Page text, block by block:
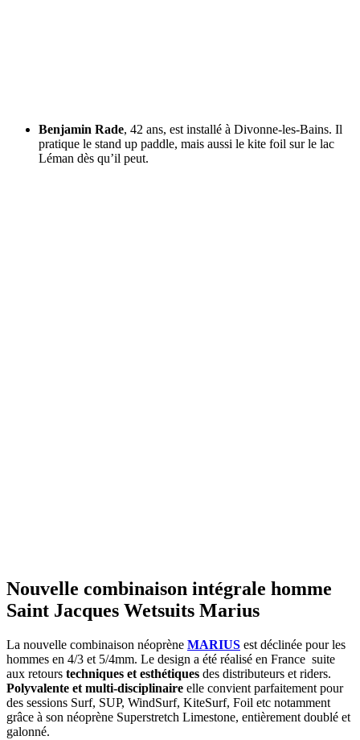
Benjamin Rade, 42 ans, est installé à Divonne-les-Bains. Il
pratique le stand up paddle, mais aussi le kite foil sur le lac
Léman dès qu’il peut.
Nouvelle combinaison intégrale homme
Saint Jacques Wetsuits Marius
La nouvelle combinaison néoprène MARIUS est déclinée pour les
hommes en 4/3 et 5/4mm. Le design a été réalisé en France suite
aux retours techniques et esthétiques des distributeurs et riders.
Polyvalente et multi-disciplinaire elle convient parfaitement pour
des sessions Surf, SUP, WindSurf, KiteSurf, Foil etc notamment
grâce à son néoprène Superstretch Limestone, entièrement doublé et
galonné.